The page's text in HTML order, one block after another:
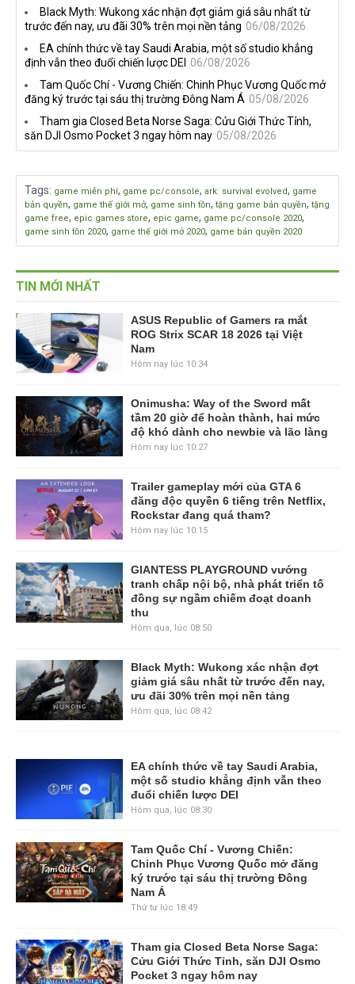
đang quá tham?
ngầm chiếm đoạt doanh thu
Black Myth: Wukong xác nhận đợt giảm giá sâu nhất từ
trước đến nay, ưu đãi 30% trên mọi nền tảng 06/08/2026
EA chính thức về tay Saudi Arabia, một số studio khẳng
định vẫn theo đuổi chiến lược DEI
06/08/2026
Tam Quốc Chí - Vương Chiến: Chinh Phục Vương Quốc mở
đăng ký trước tại sáu thị trường Đông Nam Á 05/08/2026
Tham gia Closed Beta Norse Saga: Cửu Giới Thức Tỉnh,
săn DJI Osmo Pocket 3 ngay hôm nay 05/08/2026
Tags: game miễn phí, game pc/console, ark: survival evolved, game
bản quyền, game thế giới mở, game sinh tồn, tặng game bản quyền, tặng
game free, epic games store, epic game, game pc/console 2020,
game sinh tồn 2020, game thế giới mở 2020, game bản quyền 2020
TIN MỚI NHẤT
ASUS Republic of Gamers ra mắt
ROG Strix SCAR 18 2026 tại Việt
Nam
Hôm nay lúc 10:34
Onimusha: Way of the Sword mất
tầm 20 giờ để hoàn thành, hai mức
độ khó dành cho newbie và lão làng
Hôm nay lúc 10:27
Trailer gameplay mới của GTA 6
đăng độc quyền 6 tiếng trên Netflix,
Rockstar đang quá tham?
Hôm nay lúc 10:15
GIANTESS PLAYGROUND vướng
tranh chấp nội bộ, nhà phát triển tố
đồng sự ngầm chiếm đoạt doanh
thu
Hôm qua, lúc 08:50
Black Myth: Wukong xác nhận đợt
giảm giá sâu nhất từ trước đến nay,
ưu đãi 30% trên mọi nền tảng
Hôm qua, lúc 08:42
EA chính thức về tay Saudi Arabia,
một số studio khẳng định vẫn theo
đuổi chiến lược DEI
Hôm qua, lúc 08:30
Tam Quốc Chí - Vương Chiến:
Chinh Phục Vương Quốc mở đăng
ký trước tại sáu thị trường Đông
Nam Á
Thứ tư lúc 18:49
Tham gia Closed Beta Norse Saga:
Cửu Giới Thức Tỉnh, săn DJI Osmo
Pocket 3 ngay hôm nay